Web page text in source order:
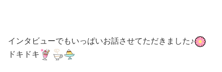
インタビューでもいっぱいお話させてただきました♪
ドキドキ